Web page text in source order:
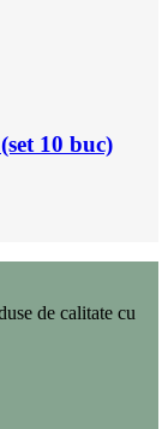
10 buc)
de calitate cu